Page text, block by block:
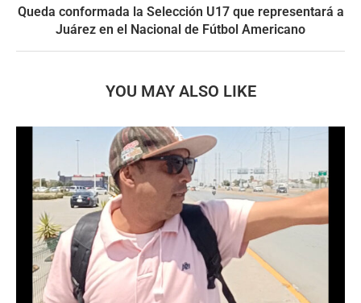
Queda conformada la Selección U17 que representará a
Juárez en el Nacional de Fútbol Americano
YOU MAY ALSO LIKE